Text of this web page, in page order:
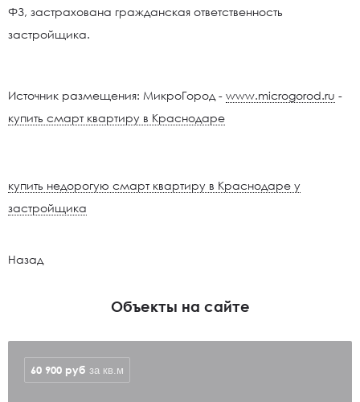
ФЗ, застрахована гражданская ответственность
застройщика.
Источник размещения: МикроГород - www.microgorod.ru -
купить смарт квартиру в Краснодаре
купить недорогую смарт квартиру в Краснодаре у
застройщика
Назад
Объекты на сайте
60 900 руб за кв.м